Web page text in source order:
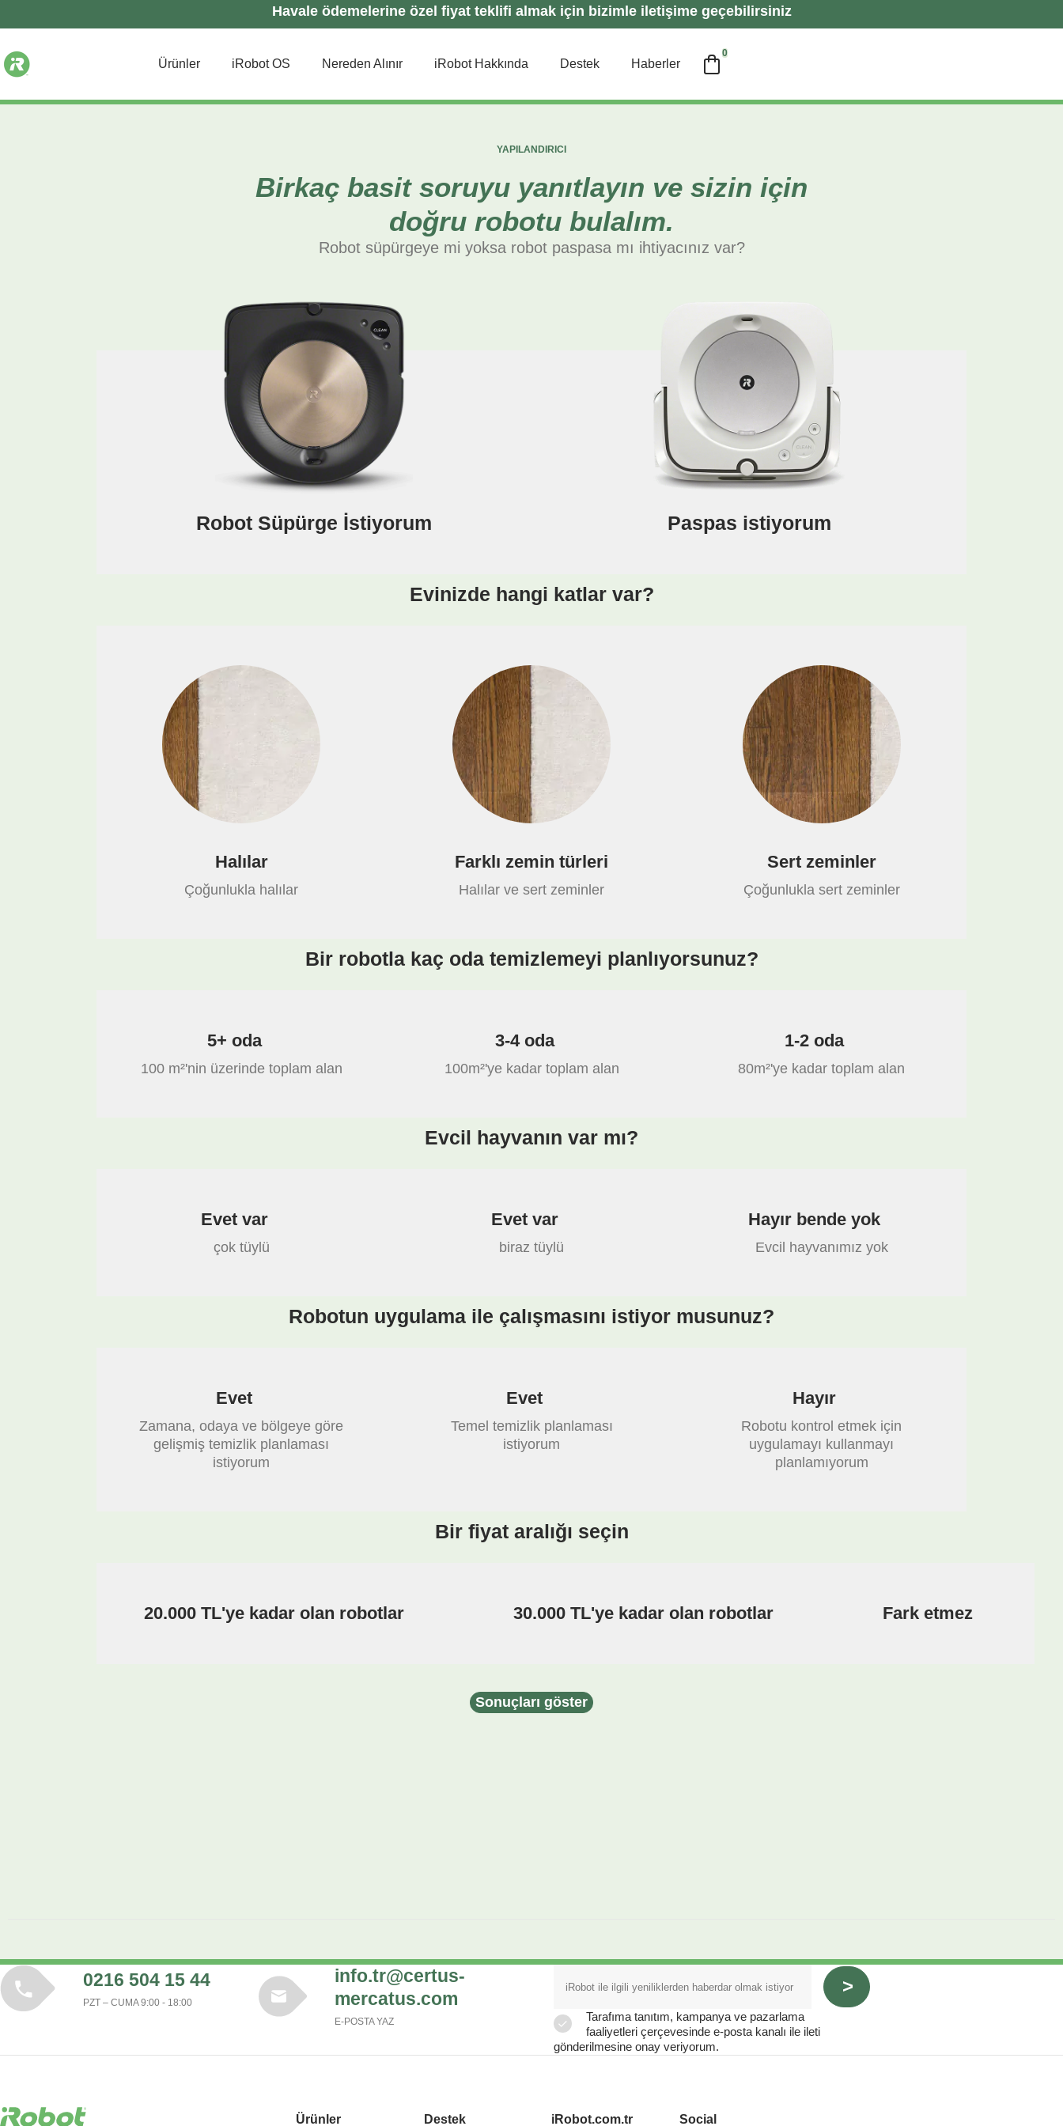
Havale ödemelerine özel fiyat teklifi almak için bizimle iletişime geçebilirsiniz
Ürünler iRobot OS Nereden Alınır iRobot Hakkında Destek Haberler
0
YAPILANDIRICI
Birkaç basit soruyu yanıtlayın ve sizin için
doğru robotu bulalım.
Robot süpürgeye mi yoksa robot paspasa mı ihtiyacınız var?
Robot Süpürge İstiyorum Paspas istiyorum
Evinizde hangi katlar var?
Halılar
Çoğunlukla halılar
Farklı zemin türleri
Halılar ve sert zeminler
Sert zeminler
Çoğunlukla sert zeminler
Bir robotla kaç oda temizlemeyi planlıyorsunuz?
5+ oda
100 m²'nin üzerinde toplam alan
3-4 oda
100m²'ye kadar toplam alan
1-2 oda
80m²'ye kadar toplam alan
Evcil hayvanın var mı?
Evet var
çok tüylü
Evet var
biraz tüylü
Hayır bende yok
Evcil hayvanımız yok
Robotun uygulama ile çalışmasını istiyor musunuz?
Evet
Zamana, odaya ve bölgeye göre
gelişmiş temizlik planlaması
istiyorum
Evet
Temel temizlik planlaması
istiyorum
Hayır
Robotu kontrol etmek için
uygulamayı kullanmayı
planlamıyorum
Bir fiyat aralığı seçin
20.000 TL'ye kadar olan robotlar 30.000 TL'ye kadar olan robotlar Fark etmez
Sonuçları göster
0216 504 15 44
PZT – CUMA 9:00 - 18:00
info.tr@certus-
mercatus.com
E-POSTA YAZ
Tarafıma tanıtım, kampanya ve pazarlama
faaliyetleri çerçevesinde e-posta kanalı ile ileti
gönderilmesine onay veriyorum.
Ürünler Destek iRobot.com.tr Social